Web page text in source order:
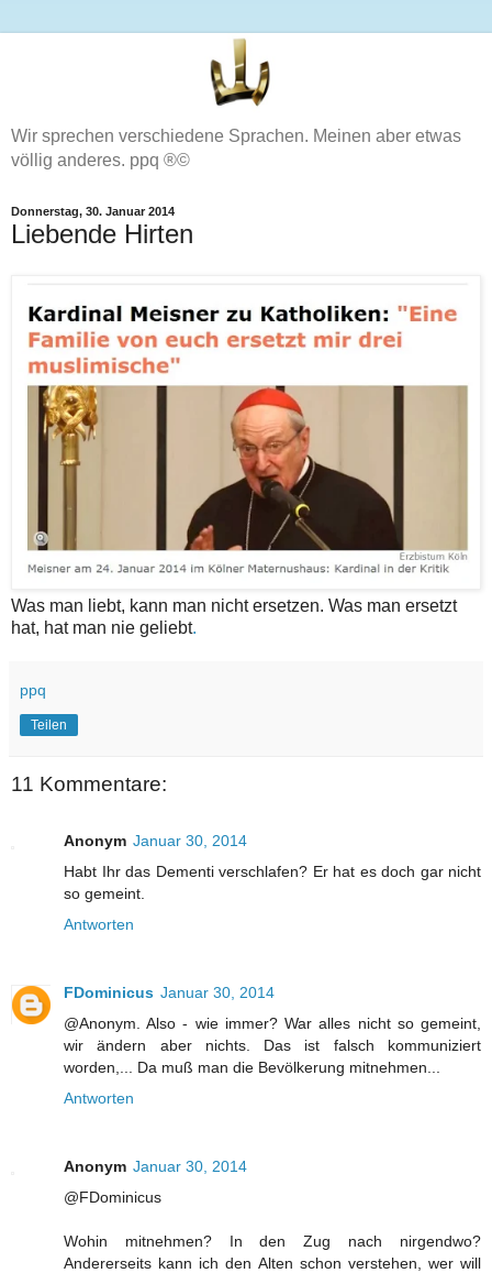
Wir sprechen verschiedene Sprachen. Meinen aber etwas
völlig anderes. ppq ®©
Donnerstag, 30. Januar 2014
Liebende Hirten
Was man liebt, kann man nicht ersetzen. Was man ersetzt
hat, hat man nie geliebt.
ppq
Teilen
11 Kommentare:
Anonym Januar 30, 2014
Habt Ihr das Dementi verschlafen? Er hat es doch gar nicht
so gemeint.
Antworten
FDominicus Januar 30, 2014
@Anonym. Also - wie immer? War alles nicht so gemeint,
wir ändern aber nichts. Das ist falsch kommuniziert
worden,... Da muß man die Bevölkerung mitnehmen...
Antworten
Anonym Januar 30, 2014
@FDominicus
Wohin mitnehmen? In den Zug nach nirgendwo?
Andererseits kann ich den Alten schon verstehen, wer will